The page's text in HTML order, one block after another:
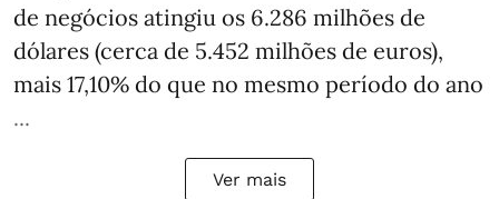
de negócios atingiu os 6.286 milhões de
dólares (cerca de 5.452 milhões de euros),
mais 17,10% do que no mesmo período do ano
...
Ver mais